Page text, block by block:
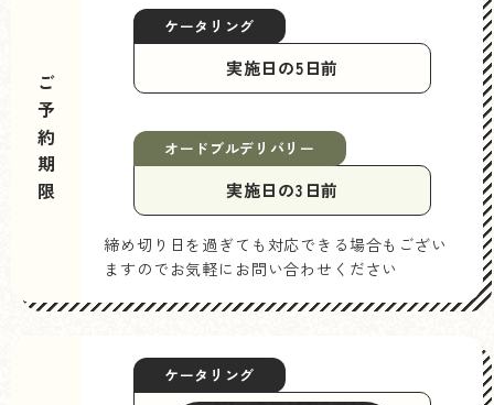
ご予約期限
ケータリング
実施日の5日前
オードブルデリバリー
実施日の3日前
締め切り日を過ぎても対応できる場合もござい
ますのでお気軽にお問い合わせください
ケータリング